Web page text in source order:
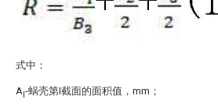
式中：
AI-蜗壳第I截面的面积值，mm；